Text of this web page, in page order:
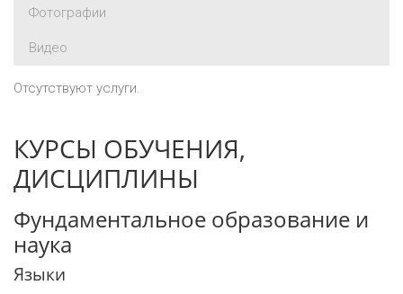
Фотографии
Видео
Отсутствуют услуги.
КУРСЫ ОБУЧЕНИЯ,
ДИСЦИПЛИНЫ
Фундаментальное образование и
наука
Языки